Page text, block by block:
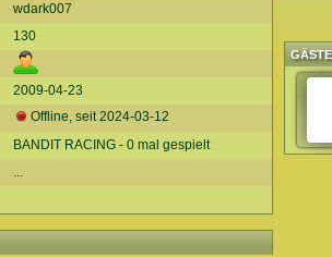
wdark007
130
2009-04-23
Offline, seit2024-03-12
BANDIT RACING - 0 mal gespielt
...